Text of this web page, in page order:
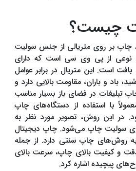
چیست؟
چاپ بر روی متریالی از جنس سولیت
نوعی از پی وی سی است که دارای
است. این متریال در برابر عوامل
باد و باران، مقاومت بالایی دارد و
تبلیغات در فضای باز بسیار مناسب
با استفاده از دستگاه‌های چاپ
در این روش، تصویر مورد نظر به
سولیت چاپ می‌شود. چاپ دیجیتال
روش‌های چاپ سنتی دارد. از جمله
و کیفیت بالای چاپ، سرعت بالای
پیچیده اشاره کرد.